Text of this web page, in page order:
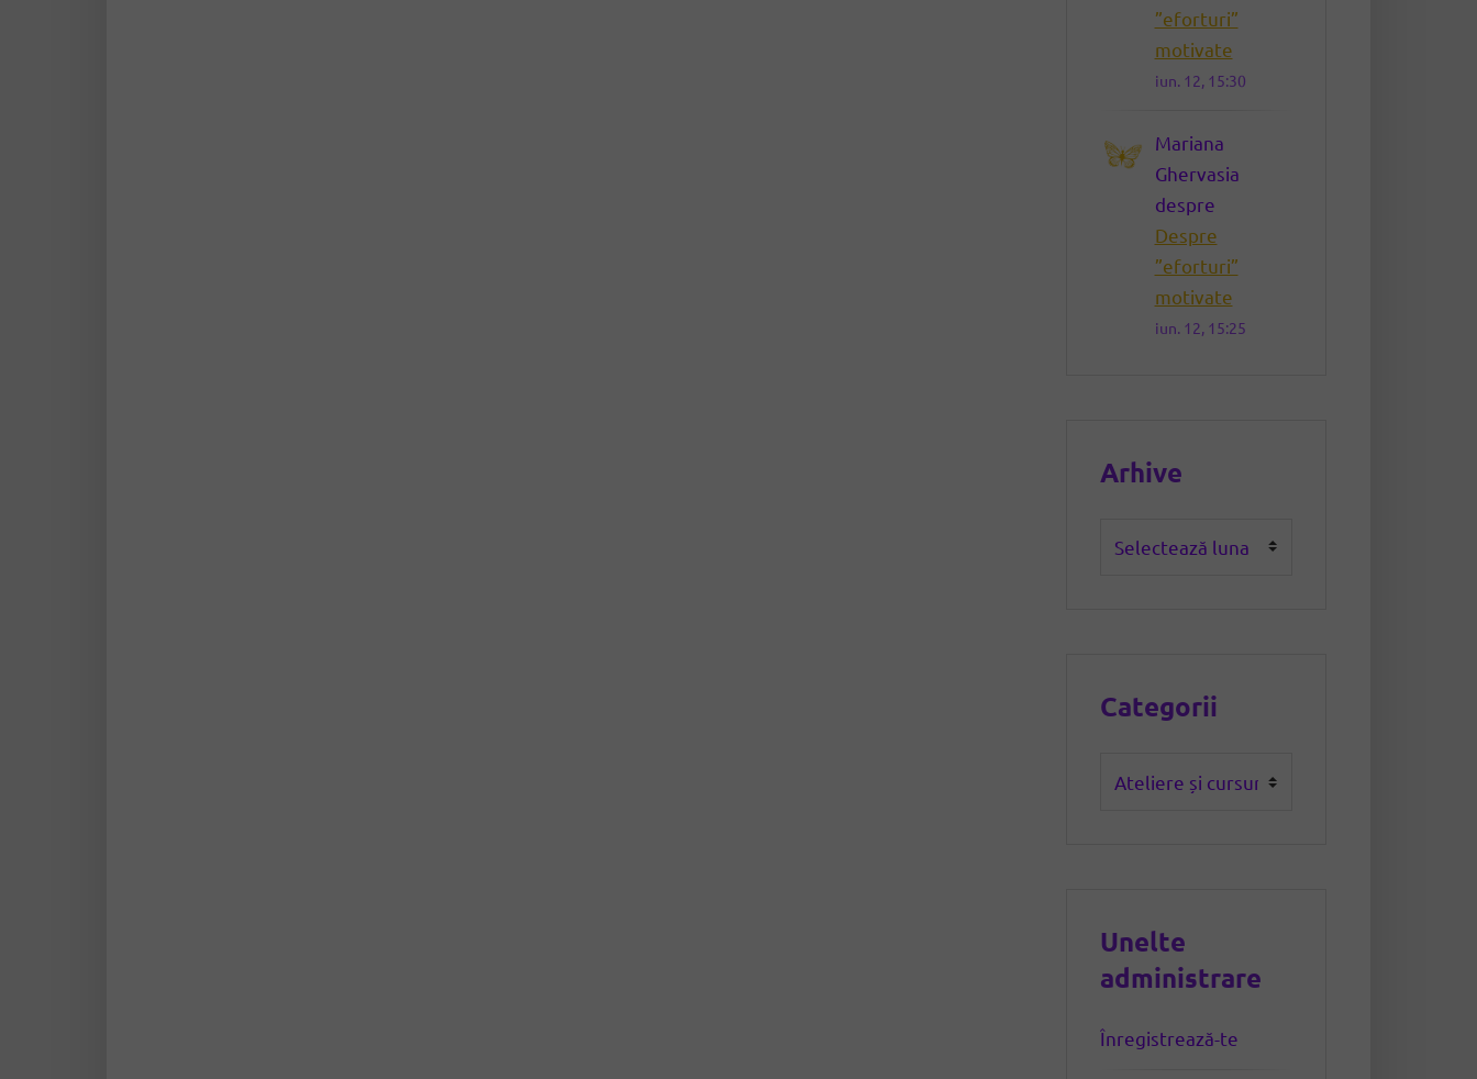
”eforturi”
motivate
iun. 12, 15:30
Mariana
Ghervasia
despre
Despre
”eforturi”
motivate
iun. 12, 15:25
Arhive
Categorii
Unelte
administrare
Înregistrează-te